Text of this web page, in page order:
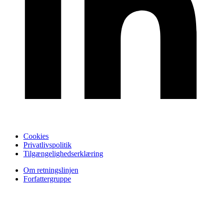
Cookies
Privatlivspolitik
Tilgængelighedserklæring
Om retningslinjen
Forfattergruppe